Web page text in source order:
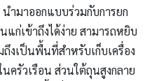
ำมาออกแบบร่วมกับการยก
แก่เข้าถึงได้ง่าย สามารถหยิบ
ถึงเป็นพื้นที่สำหรับเก็บเครื่อง
ครัวเรือน ส่วนใต้ถุนสูงกลาย